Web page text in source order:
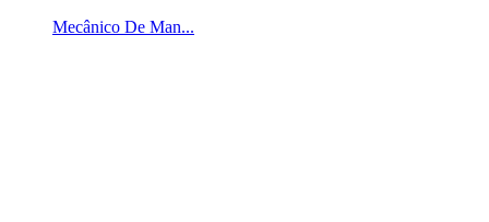
Mecânico De Man...